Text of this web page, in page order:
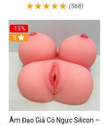
(568)
-15%
5
Âm Đạo Giả Có Ngực Silicon –